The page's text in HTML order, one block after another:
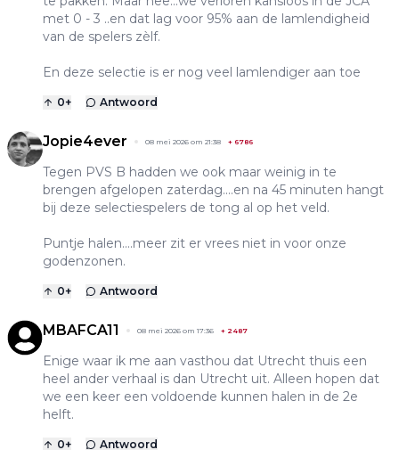
met 0 - 3 ..en dat lag voor 95% aan de lamlendigheid
van de spelers zèlf.
En deze selectie is er nog veel lamlendiger aan toe
0+ Antwoord
Jopie4ever 08 mei 2026 om 21:38 + 6786
Tegen PVS B hadden we ook maar weinig in te
brengen afgelopen zaterdag....en na 45 minuten hangt
bij deze selectiespelers de tong al op het veld.
Puntje halen....meer zit er vrees niet in voor onze
godenzonen.
0+ Antwoord
MBAFCA11 08 mei 2026 om 17:36 + 2487
Enige waar ik me aan vasthou dat Utrecht thuis een
heel ander verhaal is dan Utrecht uit. Alleen hopen dat
we een keer een voldoende kunnen halen in de 2e
helft.
0+ Antwoord